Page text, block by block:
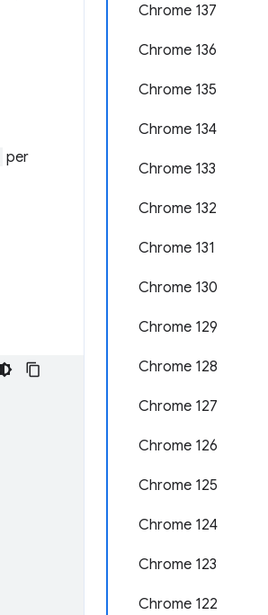
Chrome 137
Chrome 136
Chrome 135
Chrome 134
Chrome 133
Chrome 132
Chrome 131
Chrome 130
Chrome 129
Chrome 128
Chrome 127
Chrome 126
Chrome 125
Chrome 124
Chrome 123
Chrome 122
per